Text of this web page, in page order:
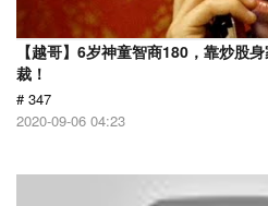
【越哥】6岁神童智商180，靠炒股
裁！
# 347
2020-09-06 04:23